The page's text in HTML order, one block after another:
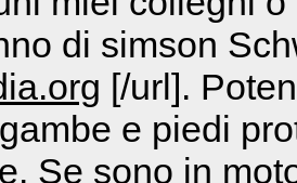
di simson
[/url].
e piedi
Se sono in